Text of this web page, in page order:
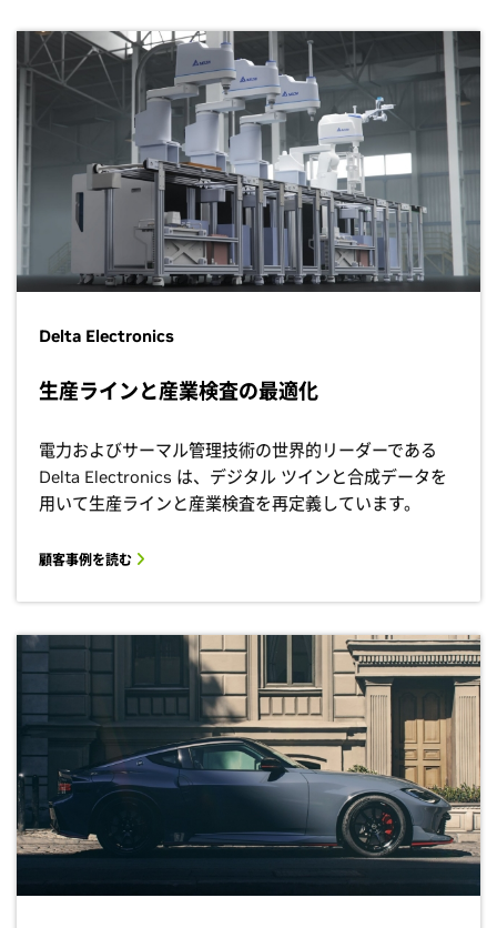
Delta Electronics
生産ラインと産業検査の最適化
電力およびサーマル管理技術の世界的リーダーである
Delta Electronics は、デジタル ツインと合成データを
用いて生産ラインと産業検査を再定義しています。
顧客事例を読む